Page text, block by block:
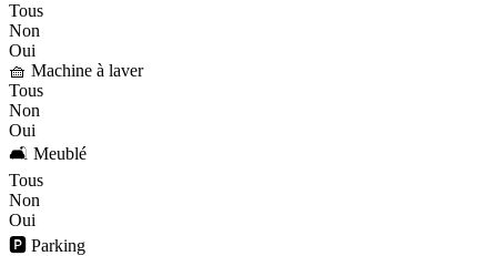
Tous
Non
Oui
🧺 Machine à laver
Tous
Non
Oui
🛋️ Meublé
Tous
Non
Oui
🅿️ Parking